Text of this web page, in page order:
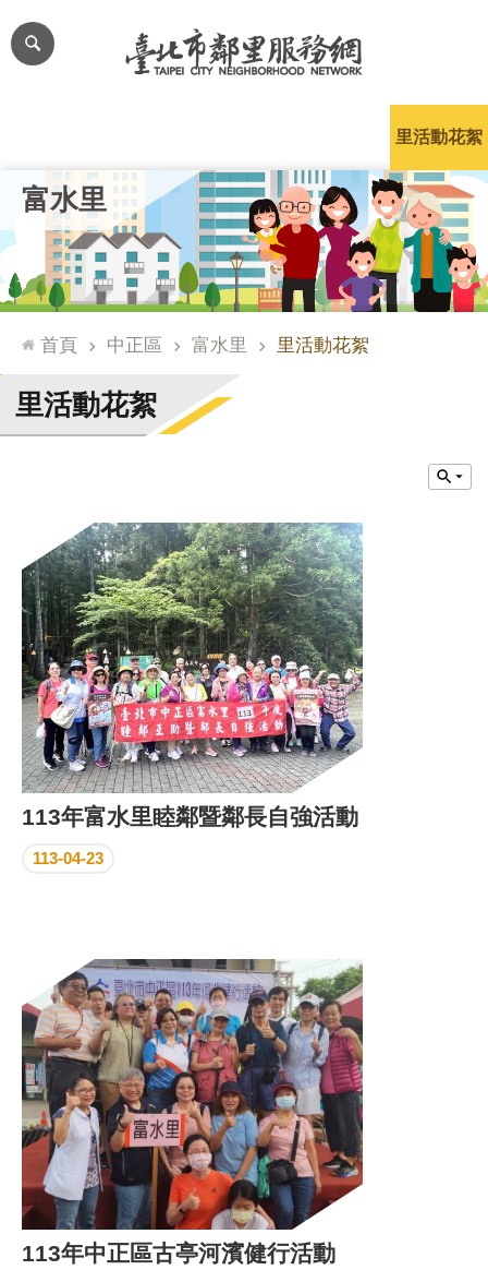
跳到主要內容區塊
網
站
台
通
臺
北
市
整
合
檢
索
系
統
文
化
局
化
產
里
界
說
臺
北
市
名
冊
富水里
里活動花絮
首頁 中正區 富水里 里活動花絮
里活動花絮
113年富水里睦鄰暨鄰長自強活動
113-04-23
113年中正區古亭河濱健行活動